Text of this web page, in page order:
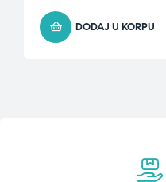
DODAJ U KORPU